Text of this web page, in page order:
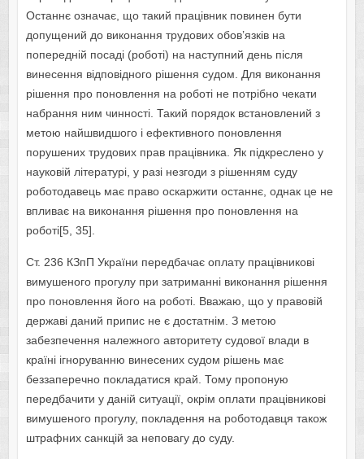
Останнє означає, що такий працівник повинен бути
допущений до виконання трудових обов’язків на
попередній посаді (роботі) на наступний день після
винесення відповідного рішення судом. Для виконання
рішення про поновлення на роботі не потрібно чекати
набрання ним чинності. Такий порядок встановлений з
метою найшвидшого і ефективного поновлення
порушених трудових прав працівника. Як підкреслено у
науковій літературі, у разі незгоди з рішенням суду
роботодавець має право оскаржити останнє, однак це не
впливає на виконання рішення про поновлення на
роботі[5, 35].
Ст. 236 КЗпП України передбачає оплату працівникові
вимушеного прогулу при затриманні виконання рішення
про поновлення його на роботі. Вважаю, що у правовій
державі даний припис не є достатнім. З метою
забезпечення належного авторитету судової влади в
країні ігноруванню винесених судом рішень має
беззаперечно покладатися край. Тому пропоную
передбачити у даній ситуації, окрім оплати працівникові
вимушеного прогулу, покладення на роботодавця також
штрафних санкцій за неповагу до суду.